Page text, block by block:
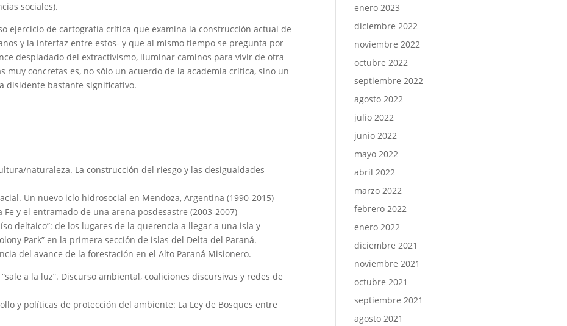
sociales).
ejercicio de cartografía crítica que examina la construcción actual de
y la interfaz entre estos- y que al mismo tiempo se pregunta por
despiadado del extractivismo, iluminar caminos para vivir de otra
muy concretas es, no sólo un acuerdo de la academia crítica, sino un
disidente bastante significativo.
naturaleza. La construcción del riesgo y las desigualdades
Un nuevo iclo hidrosocial en Mendoza, Argentina (1990-2015)
y el entramado de una arena posdesastre (2003-2007)
deltaico”: de los lugares de la querencia a llegar a una isla y
Park” en la primera sección de islas del Delta del Paraná.
del avance de la forestación en el Alto Paraná Misionero.
a la luz”. Discurso ambiental, coaliciones discursivas y redes de
y políticas de protección del ambiente: La Ley de Bosques entre
enero 2023
diciembre 2022
noviembre 2022
octubre 2022
septiembre 2022
agosto 2022
julio 2022
junio 2022
mayo 2022
abril 2022
marzo 2022
febrero 2022
enero 2022
diciembre 2021
noviembre 2021
octubre 2021
septiembre 2021
agosto 2021